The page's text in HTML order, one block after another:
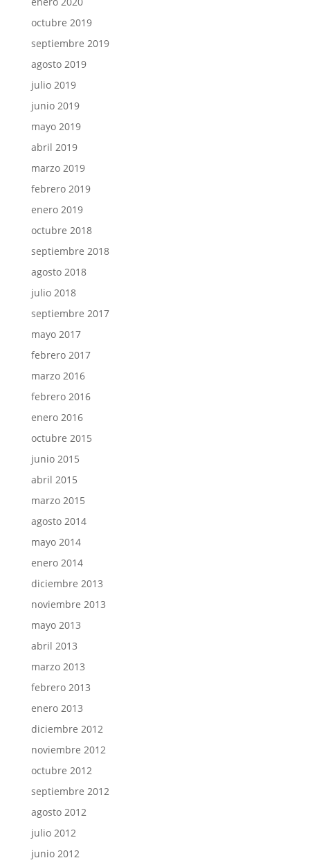
octubre 2019
septiembre 2019
agosto 2019
julio 2019
junio 2019
mayo 2019
abril 2019
marzo 2019
febrero 2019
enero 2019
octubre 2018
septiembre 2018
agosto 2018
julio 2018
septiembre 2017
mayo 2017
febrero 2017
marzo 2016
febrero 2016
enero 2016
octubre 2015
junio 2015
abril 2015
marzo 2015
agosto 2014
mayo 2014
enero 2014
diciembre 2013
noviembre 2013
mayo 2013
abril 2013
marzo 2013
febrero 2013
enero 2013
diciembre 2012
noviembre 2012
octubre 2012
septiembre 2012
agosto 2012
julio 2012
junio 2012